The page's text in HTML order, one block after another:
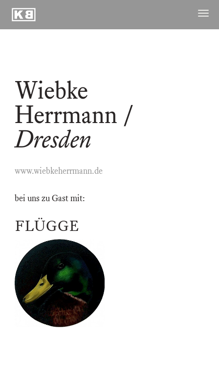
Menü
Kunstraum
Braugasse
Wiebke
Herrmann /
Dresden
www.wiebkeherrmann.de
bei uns zu Gast mit:
FLÜGGE
–
31.10.2018